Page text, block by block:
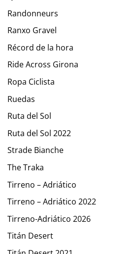
Randonneurs
Ranxo Gravel
Récord de la hora
Ride Across Girona
Ropa Ciclista
Ruedas
Ruta del Sol
Ruta del Sol 2022
Strade Bianche
The Traka
Tirreno – Adriático
Tirreno – Adriático 2022
Tirreno-Adriático 2026
Titán Desert